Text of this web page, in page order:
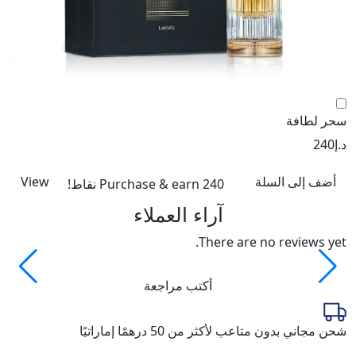
سحر لطافة
د.إ240
أضف إلى السلة Purchase & earn 240 نقاط! View
آراء العملاء
There are no reviews yet.
أكتب مراجعة
شحن مجاني بدون متاعب لأكثر من 50 درهمًا إماراتيًا